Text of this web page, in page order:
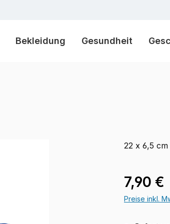
Bekleidung Gesundheit
22 x 6,5 cm
Regulärer
7,90 €
Preise inkl.